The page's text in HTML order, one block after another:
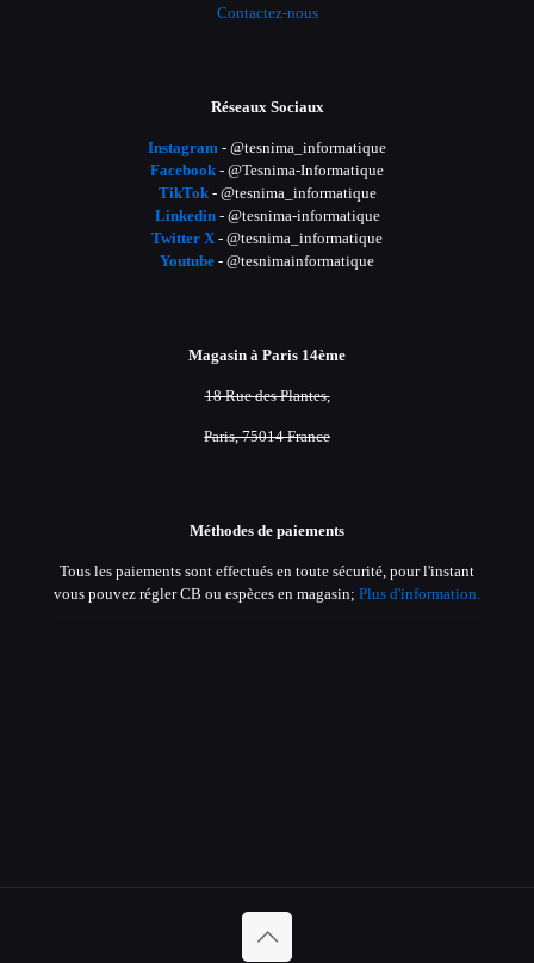
Contactez-nous
Réseaux Sociaux
Instagram - @tesnima_informatique
Facebook - @Tesnima-Informatique
TikTok- @tesnima_informatique
Linkedin- @tesnima-informatique
Twitter X - @tesnima_informatique
Youtube - @tesnimainformatique
Magasin à Paris 14ème
18 Rue des Plantes,
Paris, 75014 France
Méthodes de paiements
Tous les paiements sont effectués en toute sécurité, pour l'instant
vous pouvez régler CB ou espèces en magasin; Plus d'information.